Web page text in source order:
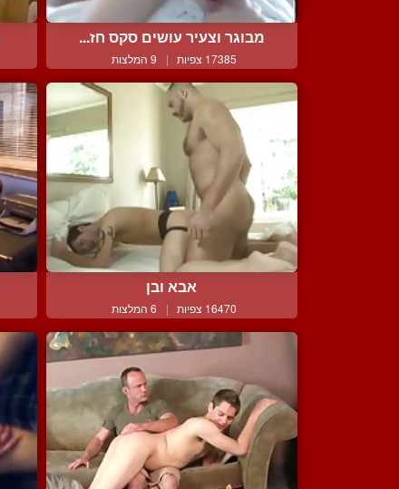
מבוגר וצעיר עושים סקס חז...
17385 צפיות | 9 המלצות
אבא ובן
16470 צפיות | 6 המלצות